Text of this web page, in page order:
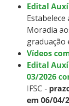
Edital
Moradia
graduação
Vídeos
Edital
03/2026
IFSC -
em 06/04/